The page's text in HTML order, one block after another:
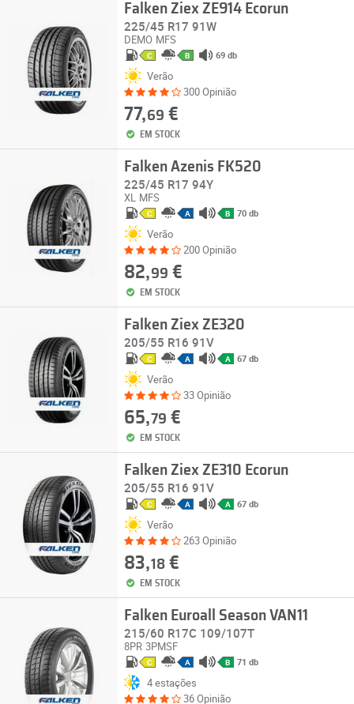
Falken Ziex ZE914 Ecorun
225/45 R17 91W
DEMO MFS
C B 69 db
Verão
300 Opinião
77,69 €
EM STOCK
Falken Azenis FK520
225/45 R17 94Y
XL MFS
C A B 70 db
Verão
200 Opinião
82,99 €
EM STOCK
Falken Ziex ZE320
205/55 R16 91V
C A A 67 db
Verão
33 Opinião
65,79 €
EM STOCK
Falken Ziex ZE310 Ecorun
205/55 R16 91V
C A A 67 db
Verão
263 Opinião
83,18€
EM STOCK
Falken Euroall Season VAN11
215/60 R17C 109/107T
8PR 3PMSF
C A B 71 db
4 estações
36 Opinião